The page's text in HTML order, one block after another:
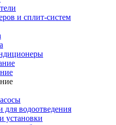
и сплит-систем
для водоотведения
установки